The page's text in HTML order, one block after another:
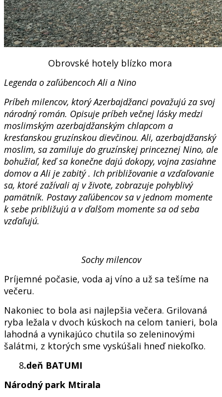
Obrovské hotely blízko mora
Legenda o zaľúbencoch Ali a Nino
Príbeh milencov, ktorý Azerbajdžanci považujú za svoj
národný román. Opisuje príbeh večnej lásky medzi
moslimským azerbajdžanským chlapcom a
kresťanskou gruzínskou dievčinou. Ali, azerbajdžanský
moslim, sa zamiluje do gruzínskej princeznej Nino, ale
bohužiaľ, keď sa konečne dajú dokopy, vojna zasiahne
domov a Ali je zabitý . Ich približovanie a vzďaľovanie
sa, ktoré zažívali aj v živote, zobrazuje pohyblivý
pamätník. Postavy zaľúbencov sa v jednom momente
k sebe približujú a v ďalšom momente sa od seba
vzďaľujú.
Sochy milencov
Príjemné počasie, voda aj víno a už sa tešíme na
večeru.
Nakoniec to bola asi najlepšia večera. Grilovaná
ryba ležala v dvoch kúskoch na celom tanieri, bola
lahodná a vynikajúco chutila so zeleninovými
šalátmi, z ktorých sme vyskúšali hneď niekoľko.
8.deň BATUMI
Národný park Mtirala